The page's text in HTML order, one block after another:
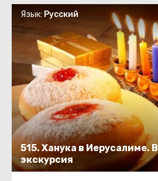
515. Ханука в Иерусалиме.
экскурсия
Язык: Русский